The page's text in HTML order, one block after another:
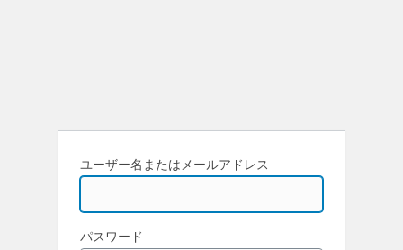
ユーザー名またはメールアドレス
パスワード